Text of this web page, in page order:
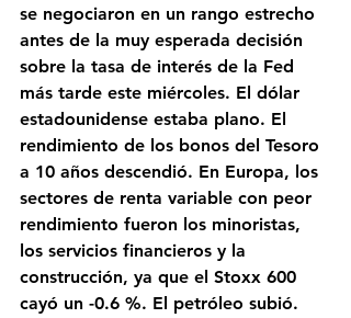
se negociaron en un rango estrecho
antes de la muy esperada decisión
sobre la tasa de interés de la Fed
más tarde este miércoles. El dólar
estadounidense estaba plano. El
rendimiento de los bonos del Tesoro
a 10 años descendió. En Europa, los
sectores de renta variable con peor
rendimiento fueron los minoristas,
los servicios financieros y la
construcción, ya que el Stoxx 600
cayó un -0.6 %. El petróleo subió.